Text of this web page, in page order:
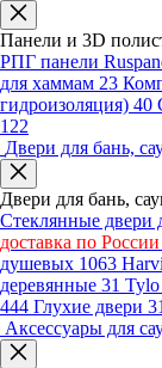
Панели и 3D
РПГ панели
для хаммам 23
гидроизоляция) 40
122
Двери для бань,
Двери для бань,
Стеклянные двери
доставка по России
душевых 1063
деревянные 31 Tylo
444 Глухие двери 31
Аксессуары для